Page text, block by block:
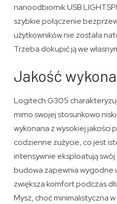
nanoodbiornik USB
szybkie połączenie
użytkowników nie została
Trzeba dokupić ją we
Jakość
Logitech G305
mimo swojej stosunkowo
wykonana z wysokiej jakości
codzienne zużycie, co jest
intensywnie eksploatują
budowa zapewnia wygodne
zwiększa komfort podczas
Mysz, choć minimalistyczna